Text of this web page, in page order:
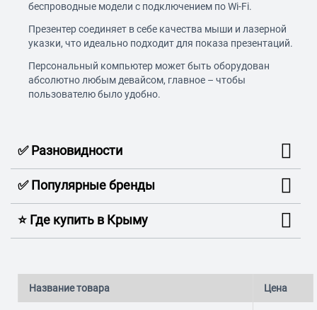
беспроводные модели с подключением по Wi-Fi.
Презентер соединяет в себе качества мыши и лазерной
указки, что идеально подходит для показа презентаций.
Персональный компьютер может быть оборудован
абсолютно любым девайсом, главное – чтобы
пользователю было удобно.
✅ Разновидности
✅ Популярные бренды
⭐️ Где купить в Крыму
Название товара Цена